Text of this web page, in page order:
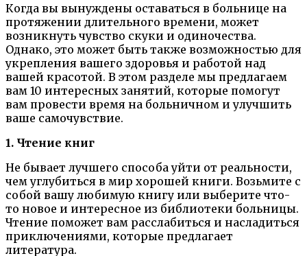
Когда вы вынуждены оставаться в больнице на
протяжении длительного времени, может
возникнуть чувство скуки и одиночества.
Однако, это может быть также возможностью для
укрепления вашего здоровья и работой над
вашей красотой. В этом разделе мы предлагаем
вам 10 интересных занятий, которые помогут
вам провести время на больничном и улучшить
ваше самочувствие.
1. Чтение книг
Не бывает лучшего способа уйти от реальности,
чем углубиться в мир хорошей книги. Возьмите с
собой вашу любимую книгу или выберите что-
то новое и интересное из библиотеки больницы.
Чтение поможет вам расслабиться и насладиться
приключениями, которые предлагает
литература.